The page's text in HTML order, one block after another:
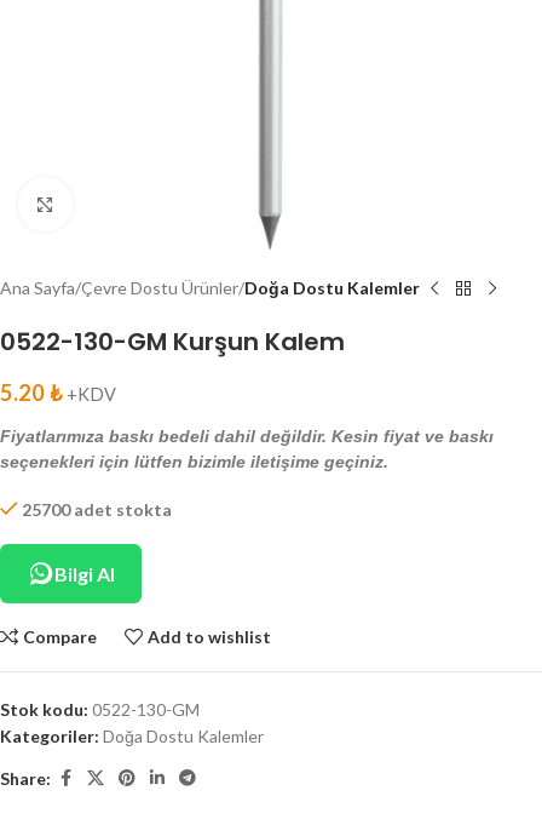
Ana Sayfa Çevre Dostu Ürünler Doğa Dostu Kalemler
0522-130-GM Kurşun Kalem
5.20₺ +KDV
Fiyatlarımıza baskı bedeli dahil değildir. Kesin fiyat ve baskı
seçenekleri için lütfen bizimle iletişime geçiniz.
25700 adet stokta
Bilgi Al
Compare Add to wishlist
Stok kodu: 0522-130-GM
Kategoriler: Doğa Dostu Kalemler
Share: